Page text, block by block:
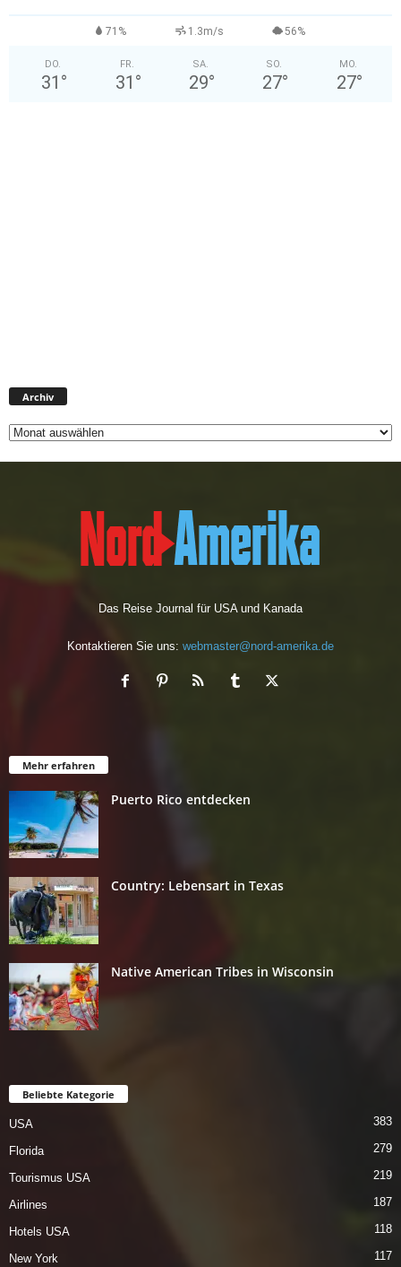
71% 1.3m/s 56%
DO.
31 °
FR.
31 °
SA.
29°
SO.
27°
MO.
27°
Archiv
h
Das Reise Journal für USA und Kanada
Kontaktieren Sie uns: webmaster@nord-amerika.de
Mehr erfahren
Puerto Rico entdecken
Country: Lebensart in Texas
Native American Tribes in Wisconsin
Beliebte Kategorie
USA 383
Florida 279
Tourismus USA 219
Airlines 187
Hotels USA 118
New York 117